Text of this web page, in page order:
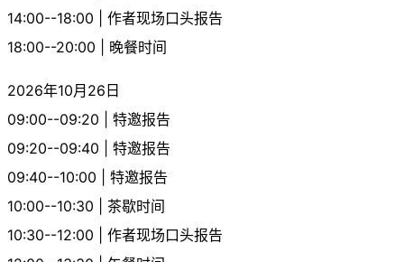
14:00--18:00 | 作者现场口头报告
18:00--20:00 | 晚餐时间
2026年10月26日
09:00--09:20 | 特邀报告
09:20--09:40 | 特邀报告
09:40--10:00 | 特邀报告
10:00--10:30 | 茶歇时间
10:30--12:00 | 作者现场口头报告